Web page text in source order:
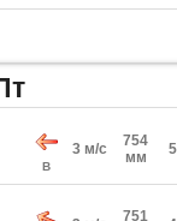
В
3 м/с
754
мм
751